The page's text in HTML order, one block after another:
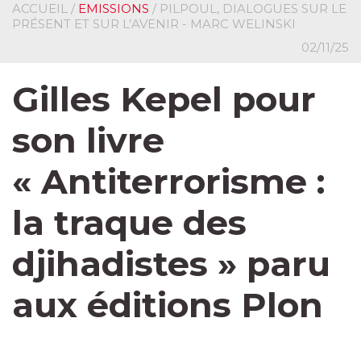
ACCUEIL / EMISSIONS / PILPOUL, DIALOGUES SUR LE
PRÉSENT ET SUR L’AVENIR - MARC WELINSKI
02/11/25
Gilles Kepel pour
son livre
« Antiterrorisme :
la traque des
djihadistes » paru
aux éditions Plon